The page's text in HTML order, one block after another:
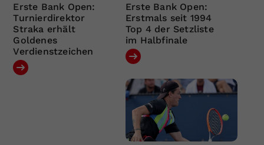
Erste Bank Open:
Turnierdirektor
Straka erhält
Goldenes
Verdienstzeichen
Erste Bank Open:
Erstmals seit 1994
Top 4 der Setzliste
im Halbfinale